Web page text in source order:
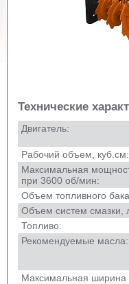
Технические
Двигатель:
Рабочий объем, куб.см:
Максимальная
при 3600 об/мин:
Объем топливного
Объем систем смазки,
Топливо:
Рекомендуемые масла:
Максимальная ширина